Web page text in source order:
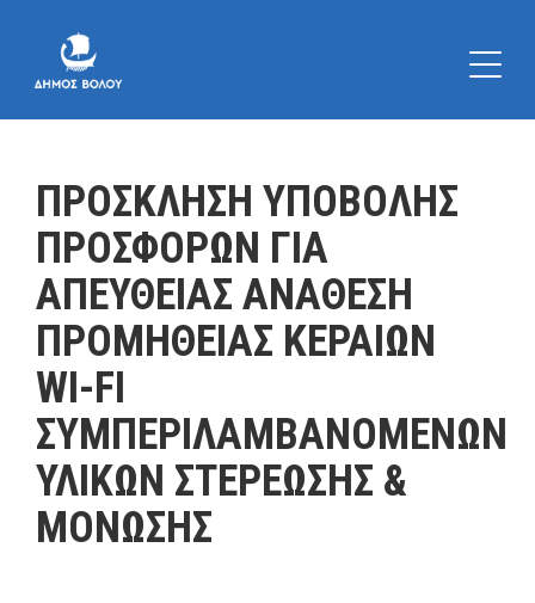
ΠΡΟΣΚΛΗΣΗ ΥΠΟΒΟΛΗΣ
ΠΡΟΣΦΟΡΩΝ ΓΙΑ
ΑΠΕΥΘΕΙΑΣ ΑΝΑΘΕΣΗ
ΠΡΟΜΗΘΕΙΑΣ ΚΕΡΑΙΩΝ
WI-FI
ΣΥΜΠΕΡΙΛΑΜΒΑΝΟΜΕΝΩΝ
ΥΛΙΚΩΝ ΣΤΕΡΕΩΣΗΣ &
ΜΟΝΩΣΗΣ